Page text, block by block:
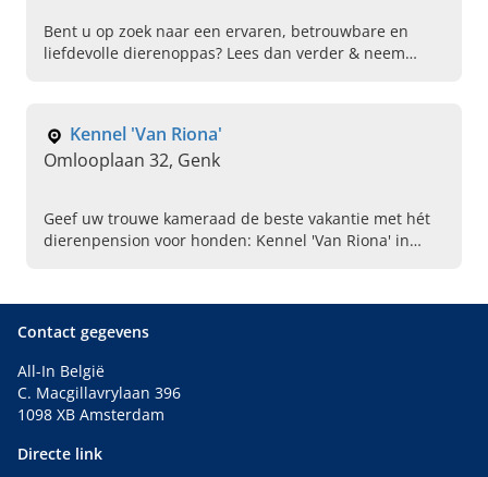
Bent u op zoek naar een ervaren, betrouwbare en
liefdevolle dierenoppas? Lees dan verder & neem
Kennel 'Van Riona'
Omlooplaan 32, Genk
Geef uw trouwe kameraad de beste vakantie met hét
dierenpension voor honden: Kennel 'Van Riona' in
Contact gegevens
All-In België
C. Macgillavrylaan 396
1098 XB Amsterdam
Directe link